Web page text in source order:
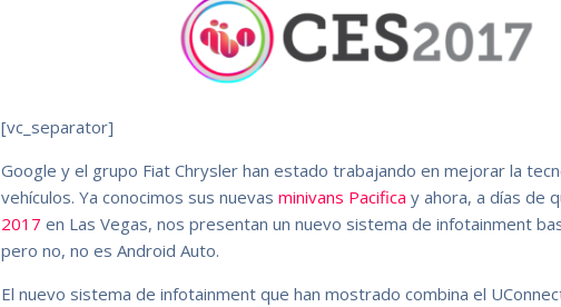
[vc_separator]
Google y el grupo Fiat Chrysler han estado trabajando en mejorar la
vehículos. Ya conocimos sus nuevasminivans Pacifica y ahora, a días de
2017 en Las Vegas, nos presentan un nuevo sistema de infotainment
pero no, no es Android Auto.
El nuevo sistema de infotainment que han mostrado combina el